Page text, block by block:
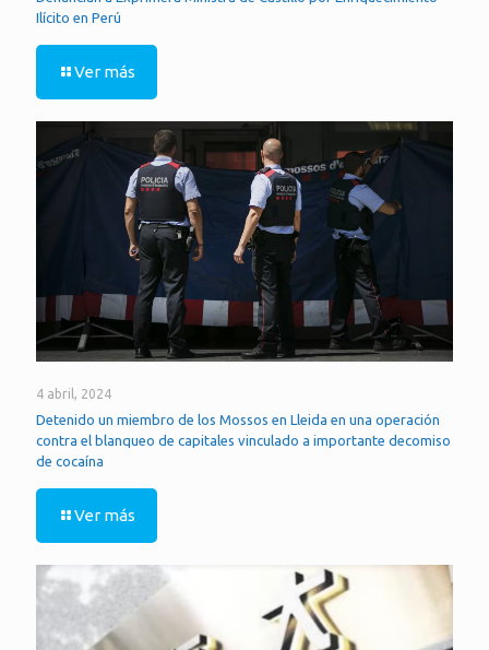
Ilícito en Perú
Ver más
4 abril, 2024
Detenido un miembro de los Mossos en Lleida en una operación
contra el blanqueo de capitales vinculado a importante decomiso
de cocaína
Ver más